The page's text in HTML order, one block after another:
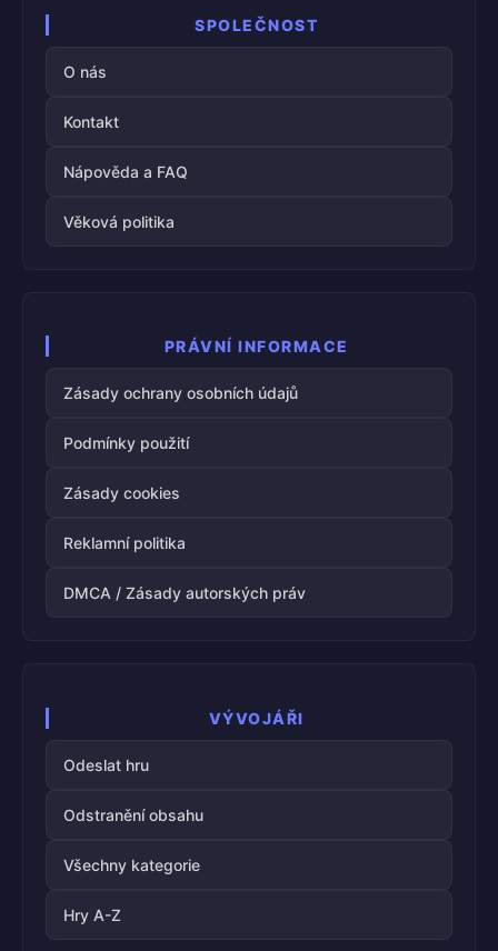
SPOLEČNOST
O nás
Kontakt
Nápověda a FAQ
Věková politika
PRÁVNÍ INFORMACE
Zásady ochrany osobních údajů
Podmínky použití
Zásady cookies
Reklamní politika
DMCA / Zásady autorských práv
VÝVOJÁŘI
Odeslat hru
Odstranění obsahu
Všechny kategorie
Hry A-Z